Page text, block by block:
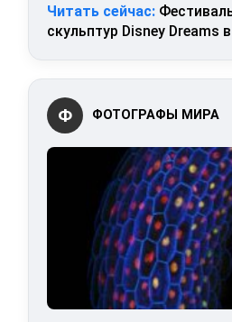
Читать сейчас:
скульптур Disney Dreams
Ф ФОТОГРАФЫ МИРА